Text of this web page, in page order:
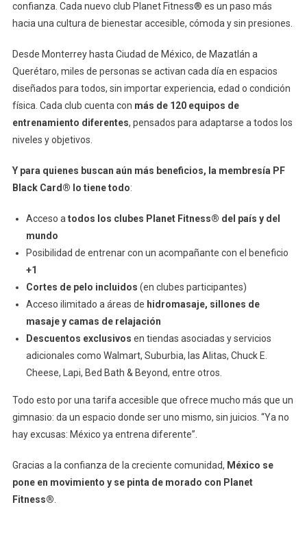
confianza. Cada nuevo club Planet Fitness® es un paso más
hacia una cultura de bienestar accesible, cómoda y sin presiones.
Desde Monterrey hasta Ciudad de México, de Mazatlán a
Querétaro, miles de personas se activan cada día en espacios
diseñados para todos, sin importar experiencia, edad o condición
física. Cada club cuenta con más de 120 equipos de
entrenamiento diferentes, pensados para adaptarse a todos los
niveles y objetivos.
Y para quienes buscan aún más beneficios, la membresía PF
Black Card® lo tiene todo:
Acceso atodos los clubes Planet Fitness® del país y del
mundo
Posibilidad de entrenar con un acompañante con el beneficio
+1
Cortes de pelo incluidos (en clubes participantes)
Acceso ilimitado a áreas de hidromasaje, sillones de
masaje y camas de relajación
Descuentos exclusivos en tiendas asociadas y servicios
adicionales como Walmart, Suburbia, las Alitas, Chuck E.
Cheese, Lapi, Bed Bath & Beyond, entre otros.
Todo esto por una tarifa accesible que ofrece mucho más que un
gimnasio: da un espacio donde ser uno mismo, sin juicios. “Ya no
hay excusas: México ya entrena diferente”.
Gracias a la confianza de la creciente comunidad, México se
pone en movimiento y se pinta de morado con Planet
Fitness®.